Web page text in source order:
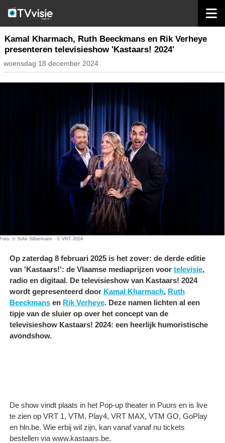
nieuws belgië
Kamal Kharmach, Ruth Beeckmans en Rik Verheye
presenteren televisieshow 'Kastaars! 2024'
woensdag 18 december 2024
Foto: © Sofie Silbermann - © VRT 2024
Op zaterdag 8 februari 2025 is het zover: de derde editie
van 'Kastaars!': de Vlaamse mediaprijzen voor televisie,
radio en digitaal. De televisieshow van Kastaars! 2024
wordt gepresenteerd door Kamal Kharmach, Ruth
Beeckmans en Rik Verheye. Deze namen lichten al een
tipje van de sluier op over het concept van de
televisieshow Kastaars! 2024: een heerlijk humoristische
avondshow.
De show vindt plaats in het Pop-up theater in Puurs en is live
te zien op VRT 1, VTM, Play4, VRT MAX, VTM GO, GoPlay
en hln.be. Wie erbij wil zijn, kan vanaf vanaf nu tickets
bestellen via www.kastaars.be.